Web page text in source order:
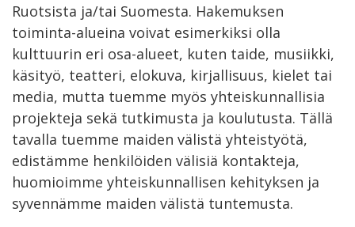
Ruotsista ja/tai Suomesta. Hakemuksen
toiminta-alueina voivat esimerkiksi olla
kulttuurin eri osa-alueet, kuten taide, musiikki,
käsityö, teatteri, elokuva, kirjallisuus, kielet tai
media, mutta tuemme myös yhteiskunnallisia
projekteja sekä tutkimusta ja koulutusta. Tällä
tavalla tuemme maiden välistä yhteistyötä,
edistämme henkilöiden välisiä kontakteja,
huomioimme yhteiskunnallisen kehityksen ja
syvennämme maiden välistä tuntemusta.